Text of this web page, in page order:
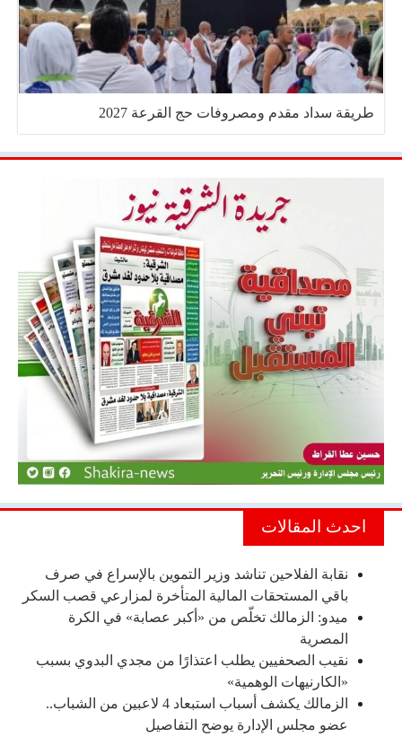
طريقة سداد مقدم ومصروفات حج القرعة 2027
احدث المقالات
نقابة الفلاحين تناشد وزير التموين بالإسراع في صرف
باقي المستحقات المالية المتأخرة لمزارعي قصب السكر
ميدو: الزمالك تخلّص من «أكبر عصابة» في الكرة
المصرية
نقيب الصحفيين يطلب اعتذارًا من مجدي البدوي بسبب
«الكارنيهات الوهمية»
الزمالك يكشف أسباب استبعاد 4 لاعبين من الشباب..
عضو مجلس الإدارة يوضح التفاصيل